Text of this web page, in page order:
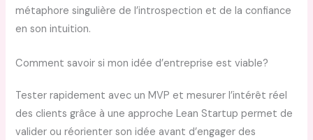
métaphore singulière de l’introspection et de la confiance
en son intuition.
Comment savoir si mon idée d’entreprise est viable?
Tester rapidement avec un MVP et mesurer l’intérêt réel
des clients grâce à une approche Lean Startup permet de
valider ou réorienter son idée avant d’engager des